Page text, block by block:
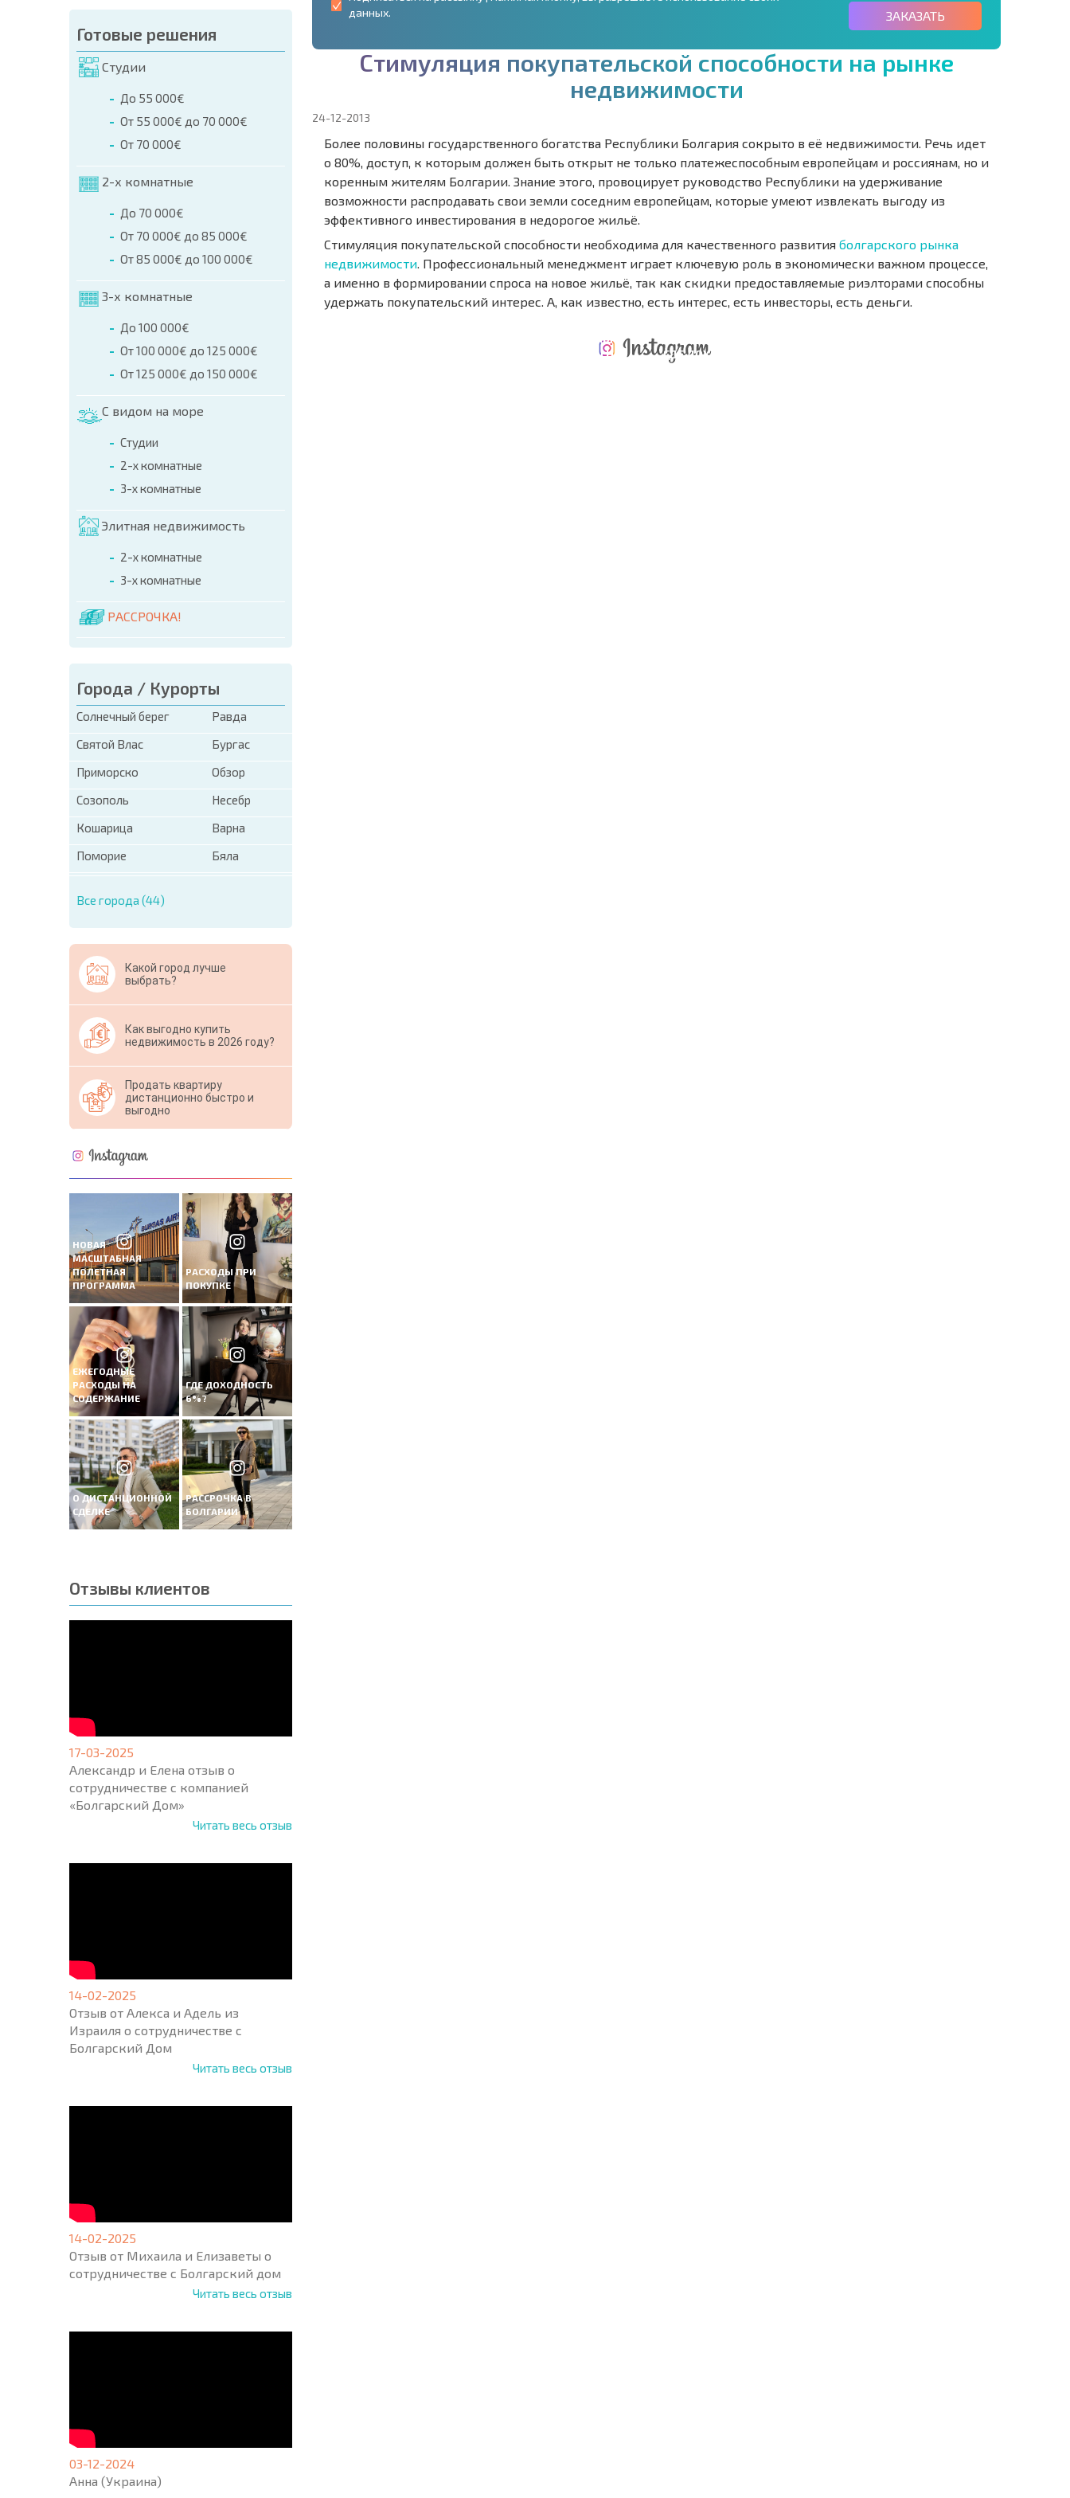
Готовые решения
Студии
До 55 000€
От 55 000€ до 70 000€
От 70 000€
2-х комнатные
До 70 000€
От 70 000€ до 85 000€
От 85 000€ до 100 000€
3-х комнатные
До 100 000€
От 100 000€ до 125 000€
От 125 000€ до 150 000€
С видом на море
Студии
2-х комнатные
3-х комнатные
Элитная недвижимость
2-х комнатные
3-х комнатные
РАССРОЧКА!
Города / Курорты
Солнечный берег
Равда
Святой Влас
Бургас
Приморско
Обзор
Созополь
Несебр
Кошарица
Варна
Поморие
Бяла
Все города (44)
Какой город лучше
выбрать?
Как выгодно купить
недвижимость в 2026 году?
Продать квартиру
дистанционно быстро и
выгодно
НОВАЯ
МАСШТАБНАЯ
ПОЛЕТНАЯ
ПРОГРАММА
РАСХОДЫ ПРИ
ПОКУПКЕ
ЕЖЕГОДНЫЕ
РАСХОДЫ НА
СОДЕРЖАНИЕ
ГДЕ ДОХОДНОСТЬ
6%?
О ДИСТАНЦИОННОЙ
СДЕЛКЕ
РАССРОЧКА В
БОЛГАРИИ
Отзывы клиентов
17-03-2025
Александр и Елена отзыв о
сотрудничестве с компанией
«Болгарский Дом»
Читать весь отзыв
14-02-2025
Отзыв от Алекса и Адель из
Израиля о сотрудничестве с
Болгарский Дом
Читать весь отзыв
14-02-2025
Отзыв от Михаила и Елизаветы о
сотрудничестве с Болгарский дом
Читать весь отзыв
03-12-2024
Анна (Украина)
данных.
ЗАКАЗАТЬ
Стимуляция покупательской способности на рынке
недвижимости
24-12-2013
Более половины государственного богатства Республики Болгария сокрыто в её недвижимости. Речь идет
о 80%, доступ, к которым должен быть открыт не только платежеспособным европейцам и россиянам, но и
коренным жителям Болгарии. Знание этого, провоцирует руководство Республики на удерживание
возможности распродавать свои земли соседним европейцам, которые умеют извлекать выгоду из
эффективного инвестирования в недорогое жильё.
Стимуляция покупательской способности необходима для качественного развития болгарского рынка
недвижимости . Профессиональный менеджмент играет ключевую роль в экономически важном процессе,
а именно в формировании спроса на новое жильё, так как скидки предоставляемые риэлторами способны
удержать покупательский интерес. А, как известно, есть интерес, есть инвесторы, есть деньги.
ЕЖЕГОДНЫЕ
РАСХОДЫ НА
ГДЕ ДОХОДНОСТЬ